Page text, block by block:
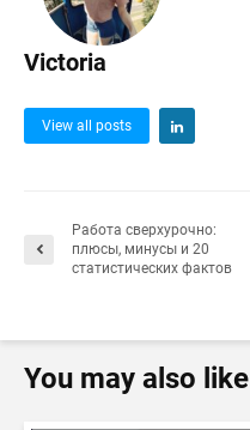
Victoria
View all posts
Работа сверхурочно:
плюсы, минусы и 20
статистических фактов
You may also like